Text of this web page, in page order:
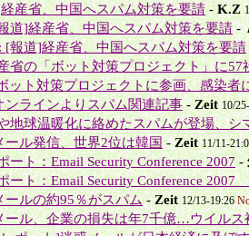
産省、中国へスパム対策を要請-K.Z
道]経産省、中国へスパム対策を要請-
[報道]経産省、中国へスパム対策を要請
省の「ボット対策プロジェクト」に57
ット対策プロジェクトに参画、感染者
ンラインよりスパム関連記事-Zeit 10/
地球温暖化に絡めたスパムが登場、シ
ール発信、世界2位は韓国-Zeit 11/11-
ート：Email Security Conference 2007-
ート：Email Security Conference 2007
ールの約95％がスパム-Zeit 12/13-19:26
ール、企業の損失は年7千億…ウイルス